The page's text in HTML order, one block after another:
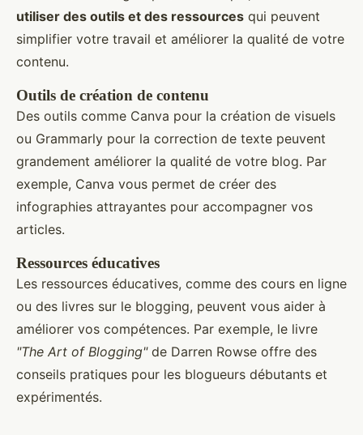
utiliser des outils et des ressources qui peuvent
simplifier votre travail et améliorer la qualité de votre
contenu.
Outils de création de contenu
Des outils comme Canva pour la création de visuels
ou Grammarly pour la correction de texte peuvent
grandement améliorer la qualité de votre blog. Par
exemple, Canva vous permet de créer des
infographies attrayantes pour accompagner vos
articles.
Ressources éducatives
Les ressources éducatives, comme des cours en ligne
ou des livres sur le blogging, peuvent vous aider à
améliorer vos compétences. Par exemple, le livre
"The Art of Blogging"de Darren Rowse offre des
conseils pratiques pour les blogueurs débutants et
expérimentés.